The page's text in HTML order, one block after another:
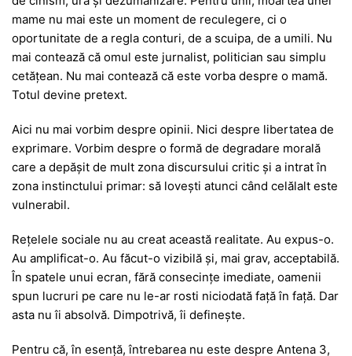
mame nu mai este un moment de reculegere, ci o
oportunitate de a regla conturi, de a scuipa, de a umili. Nu
mai contează că omul este jurnalist, politician sau simplu
cetățean. Nu mai contează că este vorba despre o mamă.
Totul devine pretext.
Aici nu mai vorbim despre opinii. Nici despre libertatea de
exprimare. Vorbim despre o formă de degradare morală
care a depășit de mult zona discursului critic și a intrat în
zona instinctului primar: să lovești atunci când celălalt este
vulnerabil.
Rețelele sociale nu au creat această realitate. Au expus-o.
Au amplificat-o. Au făcut-o vizibilă și, mai grav, acceptabilă.
În spatele unui ecran, fără consecințe imediate, oamenii
spun lucruri pe care nu le-ar rosti niciodată față în față. Dar
asta nu îi absolvă. Dimpotrivă, îi definește.
Pentru că, în esență, întrebarea nu este despre Antena 3,